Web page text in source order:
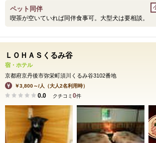
ペット同伴
喫茶が空いていれば同伴食事可。大型犬は要相談。
ＬＯＨＡＳくるみ谷
宿・ホテル
京都府京丹後市弥栄町須川くるみ谷3102番地
￥3,800～/人（大人2名利用時）
0.0 クチコミ 0件